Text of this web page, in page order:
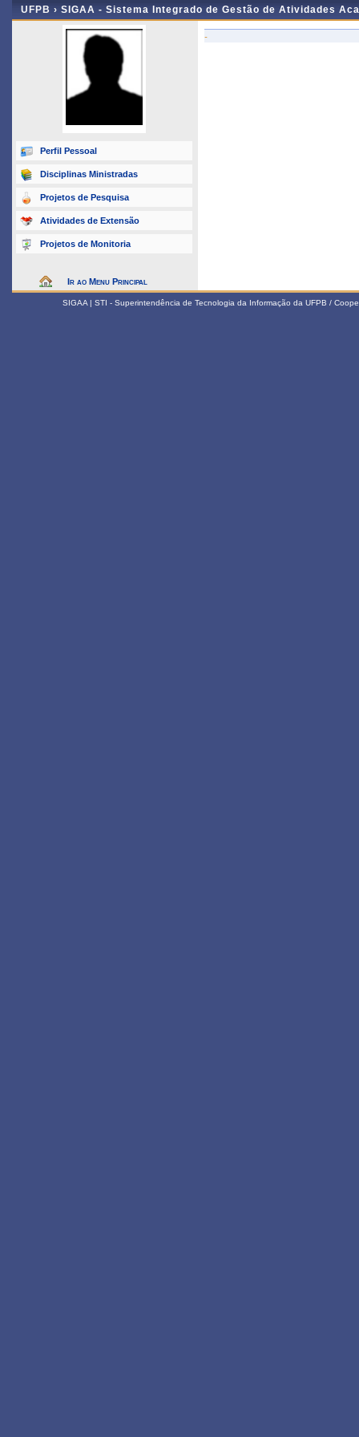
UFPB › SIGAA - Sistema Integrado de Gestão de Atividades
Perfil Pessoal
Disciplinas Ministradas
Projetos de Pesquisa
Atividades de Extensão
Projetos de Monitoria
Ir ao Menu Principal
-
SIGAA | STI - Superintendência de Tecnologia da Informação da UFPB /